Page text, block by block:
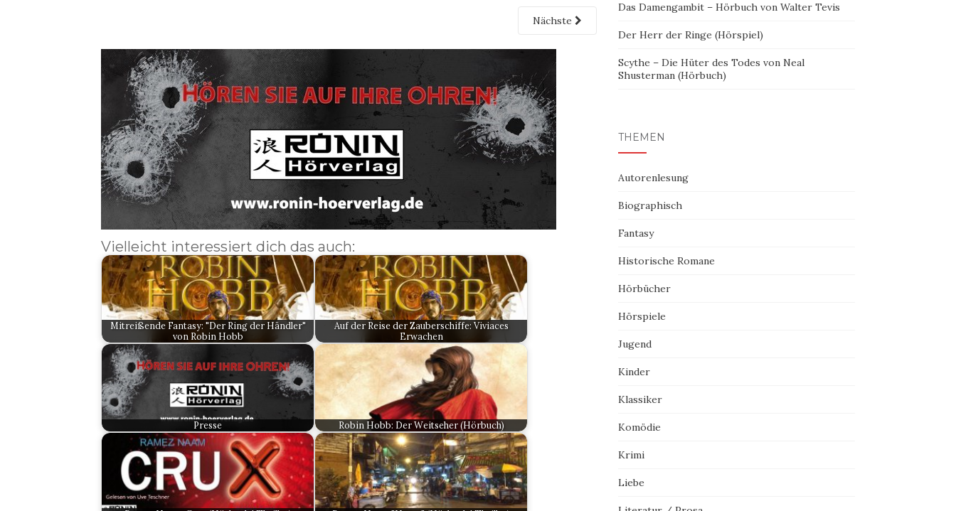
Nächste
Vielleicht interessiert dich das auch:
Mitreißende Fantasy: "Der Ring der Händler"
von Robin Hobb
Auf der Reise der Zauberschiffe: Viviaces
Erwachen
Presse Robin Hobb: Der Weitseher (Hörbuch)
Das Damengambit – Hörbuch von Walter Tevis
Der Herr der Ringe (Hörspiel)
Scythe – Die Hüter des Todes von Neal
Shusterman (Hörbuch)
THEMEN
Autorenlesung
Biographisch
Fantasy
Historische Romane
Hörbücher
Hörspiele
Jugend
Kinder
Klassiker
Komödie
Krimi
Liebe